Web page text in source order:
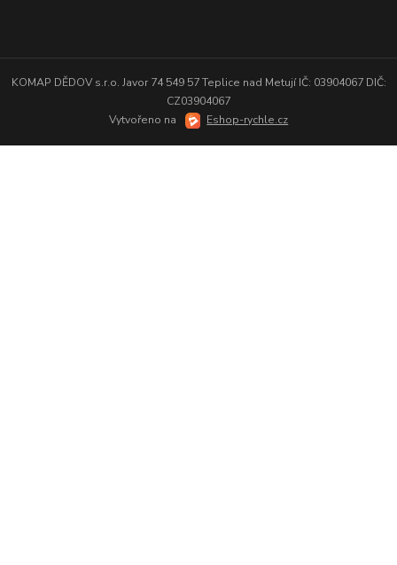
KOMAP DĚDOV s.r.o. Javor 74 549 57 Teplice nad Metují IČ: 03904067 DIČ:
CZ03904067
Vytvořeno na
Eshop-rychle.cz